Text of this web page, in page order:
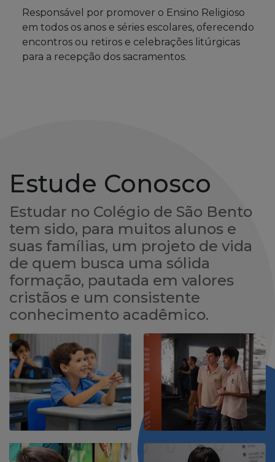
Responsável por promover o Ensino Religioso
em todos os anos e séries escolares, oferecendo
encontros ou retiros e celebrações litúrgicas
para a recepção dos sacramentos.
Estude Conosco
Estudar no Colégio de São Bento
tem sido, para muitos alunos e
suas famílias, um projeto de vida
de quem busca uma sólida
formação, pautada em valores
cristãos e um consistente
conhecimento acadêmico.